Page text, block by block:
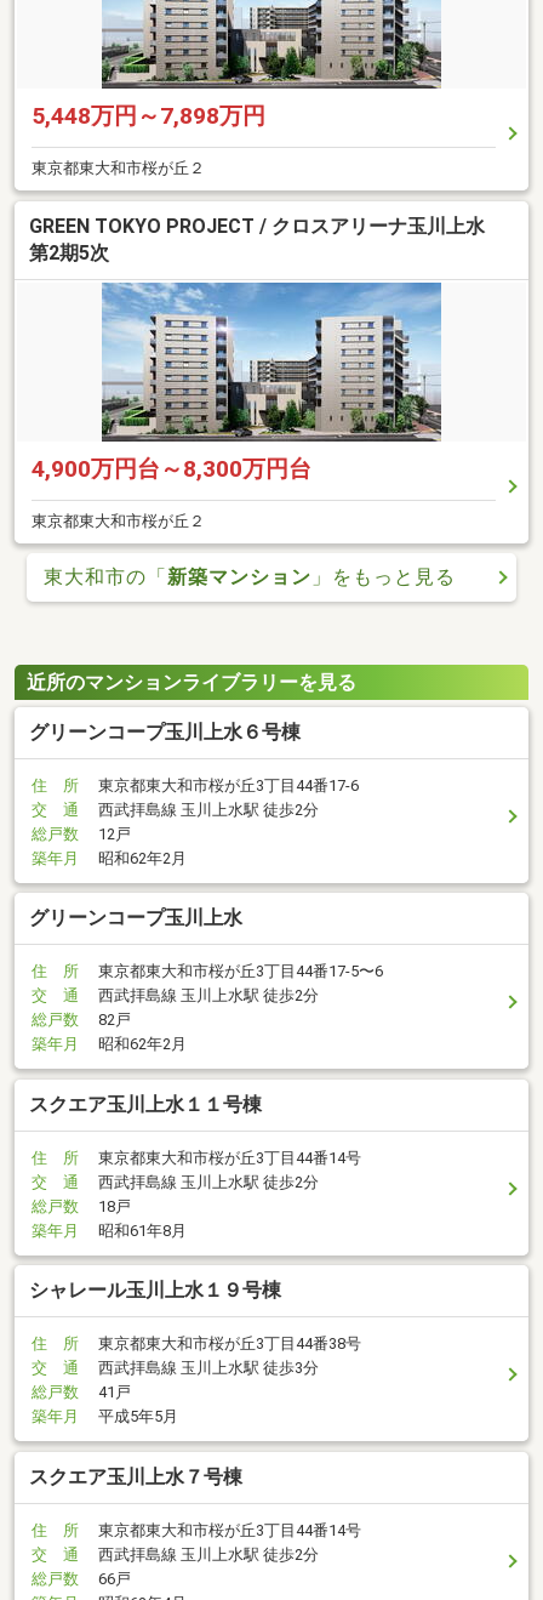
5,448万円～7,898万円
東京都東大和市桜が丘２
GREEN TOKYO PROJECT / クロスアリーナ玉川上水
第2期5次
4,900万円台～8,300万円台
東京都東大和市桜が丘２
東大和市の「新築マンション 」をもっと見る
近所のマンションライブラリーを見る
グリーンコープ玉川上水６号棟
住 所
東京都東大和市桜が丘3丁目44番17-6
交 通
西武拝島線 玉川上水駅 徒歩2分
総戸数
12戸
築年月
昭和62年2月
グリーンコープ玉川上水
住 所
東京都東大和市桜が丘3丁目44番17-5〜6
交 通
西武拝島線 玉川上水駅 徒歩2分
総戸数
82戸
築年月
昭和62年2月
スクエア玉川上水１１号棟
住 所
東京都東大和市桜が丘3丁目44番14号
交 通
西武拝島線 玉川上水駅 徒歩2分
総戸数
18戸
築年月
昭和61年8月
シャレール玉川上水１９号棟
住 所
東京都東大和市桜が丘3丁目44番38号
交 通
西武拝島線 玉川上水駅 徒歩3分
総戸数
41戸
築年月
平成5年5月
スクエア玉川上水７号棟
住 所
東京都東大和市桜が丘3丁目44番14号
交 通
西武拝島線 玉川上水駅 徒歩2分
総戸数
66戸